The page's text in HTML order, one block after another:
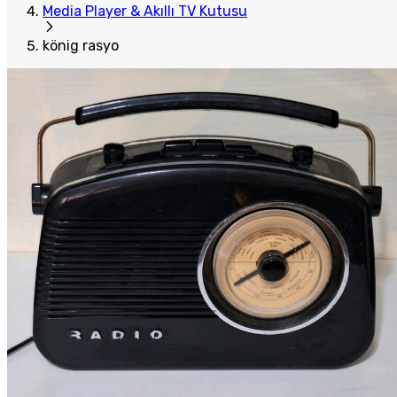
Media Player & Akıllı TV Kutusu
könig rasyo